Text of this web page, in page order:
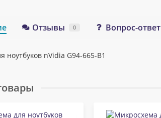
Отзывы 0 Вопрос-ответ
ноутбуков nVidia G94-665-B1